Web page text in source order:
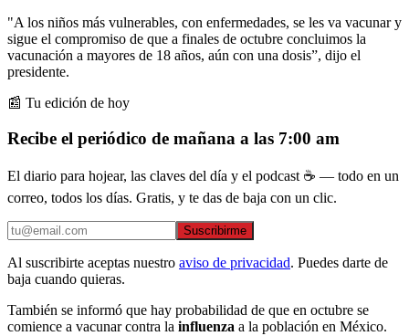
"A los niños más vulnerables, con enfermedades, se les va vacunar y
sigue el compromiso de que a finales de octubre concluimos la
vacunación a mayores de 18 años, aún con una dosis”, dijo el
presidente.
📰 Tu edición de hoy
Recibe el periódico de mañana a las 7:00 am
El diario para hojear, las claves del día y el podcast ☕ — todo en un
correo, todos los días. Gratis, y te das de baja con un clic.
Suscribirme
Al suscribirte aceptas nuestro aviso de privacidad. Puedes darte de
baja cuando quieras.
También se informó que hay probabilidad de que en octubre se
comience a vacunar contra la influenza a la población en México.